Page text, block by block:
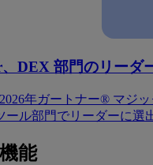
、DEX 部門のリーダ
年ガートナー® マジ
ル部門でリーダーに選
能